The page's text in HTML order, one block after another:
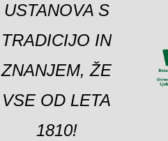
USTANOVA S
TRADICIJO IN
ZNANJEM, ŽE
VSE OD LETA
1810!